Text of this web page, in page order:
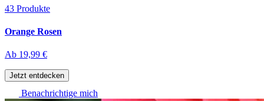
43 Produkte
Orange Rosen
Ab 19,99 €
Jetzt entdecken
Benachrichtige mich